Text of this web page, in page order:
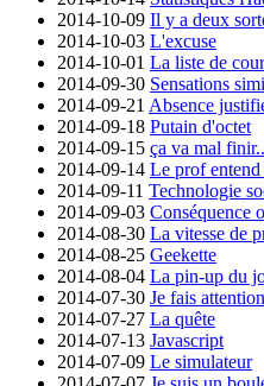
2014-10-09 Il y a deux
2014-10-03 L'excuse
2014-10-01 La liste de
2014-09-30 Sensations
2014-09-21 Absence
2014-09-18 Putain d'octet
2014-09-15 ça va mal
2014-09-14 Le prof entend
2014-09-11 Technologie
2014-09-03 Conséquence
2014-08-30 La vitesse de
2014-08-25 Geekette
2014-08-04 La pin-up du
2014-07-30 Je fais
2014-07-27 La quête
2014-07-13 Javascript
2014-07-09 Le simulateur